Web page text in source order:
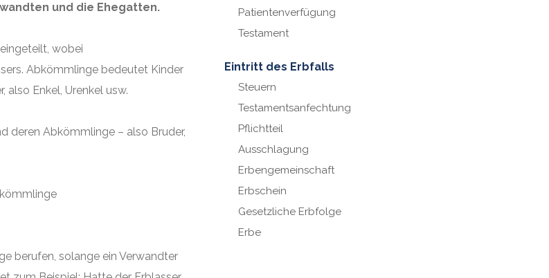
und die Ehegatten.
wobei
Abkömmlinge bedeutet Kinder
also Enkel, Urenkel usw.
deren Abkömmlinge – also Bruder,
berufen, solange ein Verwandter
Patientenverfügung
Testament
Eintritt des Erbfalls
Steuern
Testamentsanfechtung
Pflichtteil
Ausschlagung
Erbengemeinschaft
Erbschein
Gesetzliche Erbfolge
Erbe